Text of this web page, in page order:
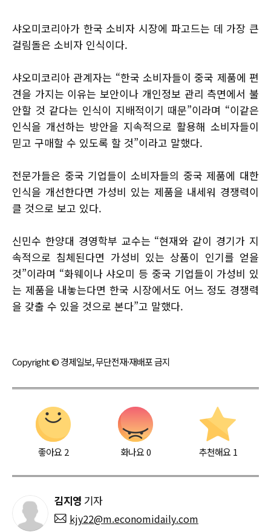
샤오미코리아가 한국 소비자 시장에 파고드는 데 가장 큰
걸림돌은 소비자 인식이다.
샤오미코리아 관계자는 “한국 소비자들이 중국 제품에 편
견을 가지는 이유는 보안이나 개인정보 관리 측면에서 불
안할 것 같다는 인식이 지배적이기 때문”이라며 “이같은
인식을 개선하는 방안을 지속적으로 활용해 소비자들이
믿고 구매할 수 있도록 할 것”이라고 말했다.
전문가들은 중국 기업들이 소비자들의 중국 제품에 대한
인식을 개선한다면 가성비 있는 제품을 내세워 경쟁력이
클 것으로 보고 있다.
신민수 한양대 경영학부 교수는 “현재와 같이 경기가 지
속적으로 침체된다면 가성비 있는 상품이 인기를 얻을
것”이라며 “화웨이나 샤오미 등 중국 기업들이 가성비 있
는 제품을 내놓는다면 한국 시장에서도 어느 정도 경쟁력
을 갖출 수 있을 것으로 본다”고 말했다.
Copyright © 경제일보, 무단전재·재배포 금지
좋아요 2 화나요0 추천해요 1
김지영 기자
kjy22@m.economidaily.com